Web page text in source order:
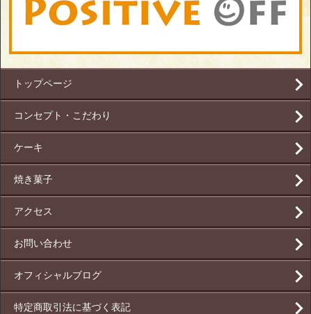
トップページ
コンセプト・こだわり
ケーキ
焼き菓子
アクセス
お問い合わせ
オフィシャルブログ
特定商取引法に基づく表記